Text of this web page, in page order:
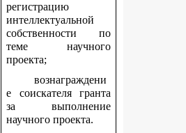
регистрацию
интеллектуальной
собственности по
теме научного
проекта;
вознаграждени
е соискателя гранта
за выполнение
научного проекта.